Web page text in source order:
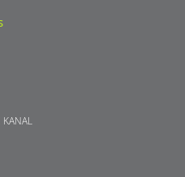
KANAL